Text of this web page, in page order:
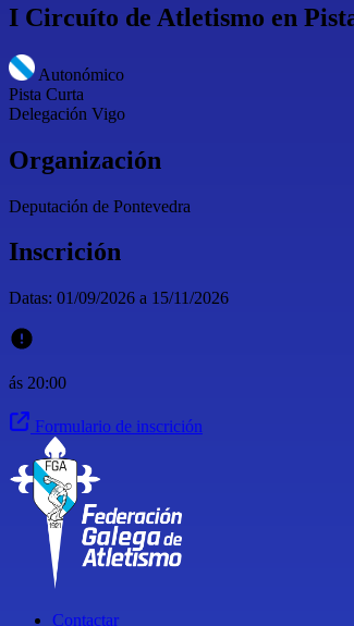
I Circuíto de Atletismo en
Autonómico
Pista Curta
Delegación Vigo
Organización
Deputación de Pontevedra
Inscrición
Datas: 01/09/2026 a 15/11/2026
ás 20:00
Formulario de inscrición
Contactar